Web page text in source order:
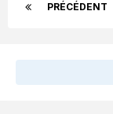
PRÉCÉDENT